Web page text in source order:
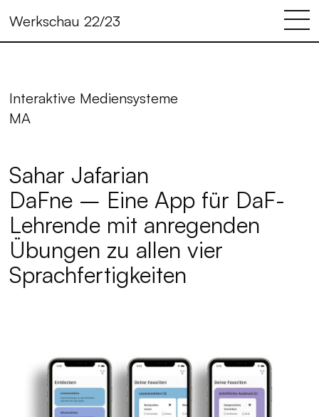
Werkschau 22/23
Interaktive Mediensysteme
MA
Sahar Jafarian
DaFne – Eine App für DaF-
Lehrende mit anregenden
Übungen zu allen vier
Sprachfertigkeiten